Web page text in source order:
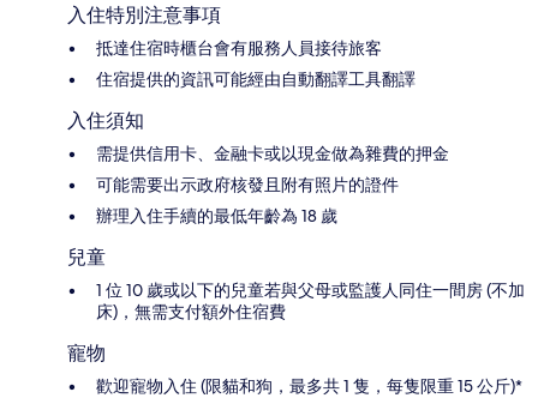
入住特別注意事項
抵達住宿時櫃台會有服務人員接待旅客
住宿提供的資訊可能經由自動翻譯工具翻譯
入住須知
需提供信用卡、金融卡或以現金做為雜費的押金
可能需要出示政府核發且附有照片的證件
辦理入住手續的最低年齡為 18 歲
兒童
1 位 10 歲或以下的兒童若與父母或監護人同住一間房 (不加
床)，無需支付額外住宿費
寵物
歡迎寵物入住 (限貓和狗，最多共 1 隻，每隻限重 15 公斤)*